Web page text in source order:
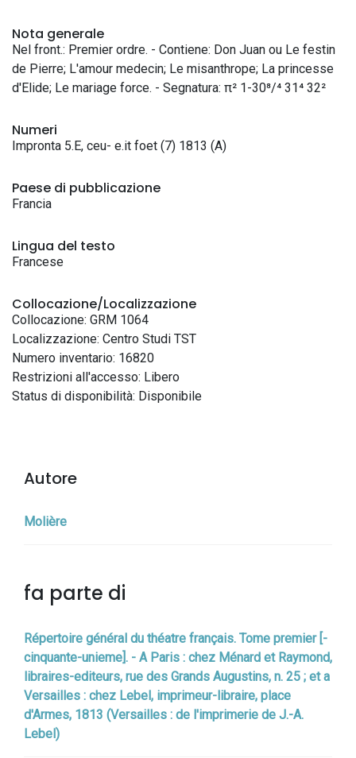
Nota generale
Nel front.: Premier ordre. - Contiene: Don Juan ou Le festin
de Pierre; L'amour medecin; Le misanthrope; La princesse
d'Elide; Le mariage force. - Segnatura: π² 1-30⁸/⁴ 31⁴ 32²
Numeri
Impronta 5.E, ceu- e.it foet (7) 1813 (A)
Paese di pubblicazione
Francia
Lingua del testo
Francese
Collocazione/Localizzazione
Collocazione: GRM 1064
Localizzazione: Centro Studi TST
Numero inventario: 16820
Restrizioni all'accesso: Libero
Status di disponibilità: Disponibile
Autore
Molière
fa parte di
Répertoire général du théatre français. Tome premier [-
cinquante-unieme]. - A Paris : chez Ménard et Raymond,
libraires-editeurs, rue des Grands Augustins, n. 25 ; et a
Versailles : chez Lebel, imprimeur-libraire, place
d'Armes, 1813 (Versailles : de l'imprimerie de J.-A.
Lebel)